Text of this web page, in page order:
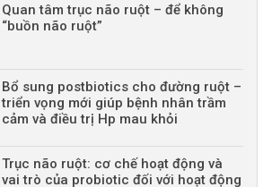
Quan tâm trục não ruột – để không
“buồn não ruột”
Bổ sung postbiotics cho đường ruột –
triển vọng mới giúp bệnh nhân trầm
cảm và điều trị Hp mau khỏi
Trục não ruột: cơ chế hoạt động và
vai trò của probiotic đối với hoạt động